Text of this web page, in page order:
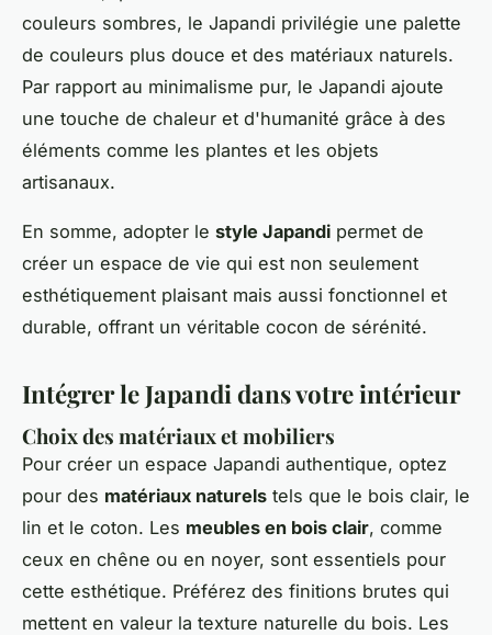
couleurs sombres, le Japandi privilégie une palette
de couleurs plus douce et des matériaux naturels.
Par rapport au minimalisme pur, le Japandi ajoute
une touche de chaleur et d'humanité grâce à des
éléments comme les plantes et les objets
artisanaux.
En somme, adopter le style Japandi permet de
créer un espace de vie qui est non seulement
esthétiquement plaisant mais aussi fonctionnel et
durable, offrant un véritable cocon de sérénité.
Intégrer le Japandi dans votre intérieur
Choix des matériaux et mobiliers
Pour créer un espace Japandi authentique, optez
pour des matériaux naturels tels que le bois clair, le
lin et le coton. Les meubles en bois clair, comme
ceux en chêne ou en noyer, sont essentiels pour
cette esthétique. Préférez des finitions brutes qui
mettent en valeur la texture naturelle du bois. Les